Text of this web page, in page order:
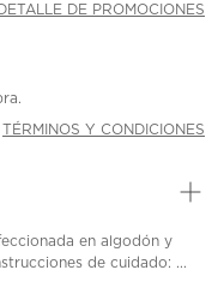
DETALLE DE PROMOCIONES
TÉRMINOS Y CONDICIONES
en algodón y
de cuidado: ...